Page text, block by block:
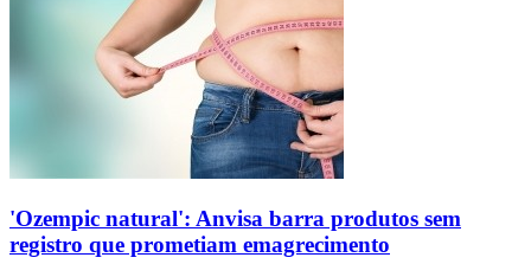
'Ozempic natural': Anvisa barra produtos sem
registro que prometiam emagrecimento